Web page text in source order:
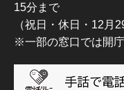
15分まで
（祝日・休日・12月
※一部の窓口では開